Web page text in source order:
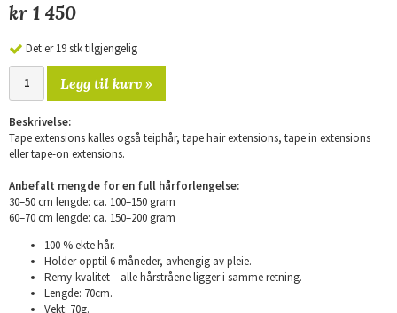
kr 1 450
Det er 19 stk tilgjengelig
Legg til kurv »
Beskrivelse:
Tape extensions kalles også teiphår, tape hair extensions, tape in extensions
eller tape-on extensions.
Anbefalt mengde for en full hårforlengelse:
30–50 cm lengde: ca. 100–150 gram
60–70 cm lengde: ca. 150–200 gram
100 % ekte hår.
Holder opptil 6 måneder, avhengig av pleie.
Remy-kvalitet – alle hårstråene ligger i samme retning.
Lengde: 70cm.
Vekt: 70g.